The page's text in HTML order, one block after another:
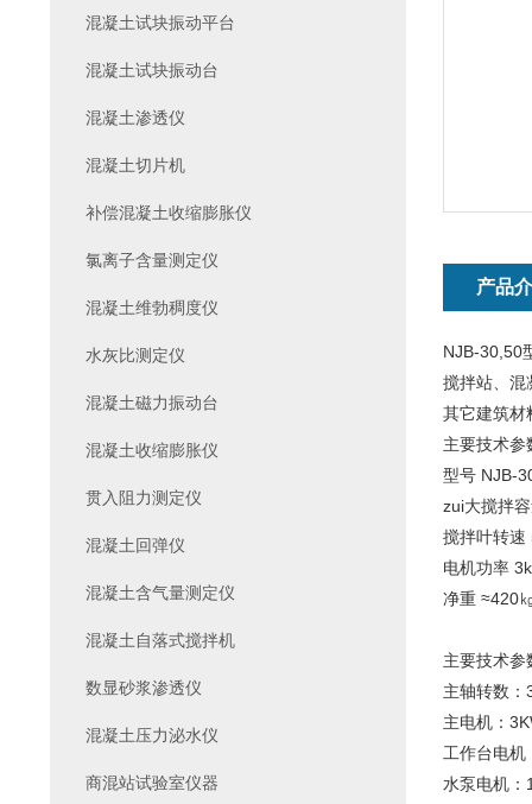
产品
NJB-30,50
搅拌站、混
其它建筑材
主要技术
型号 NJB-
zui大搅拌
搅拌叶转
电机功率
净重 ≈420
主要技术
主轴转数：
主电机：
工作台电机
水泵电机：
混凝土试块振动平台
混凝土试块振动台
混凝土渗透仪
混凝土切片机
补偿混凝土收缩膨胀仪
氯离子含量测定仪
混凝土维勃稠度仪
水灰比测定仪
混凝土磁力振动台
混凝土收缩膨胀仪
贯入阻力测定仪
混凝土回弹仪
混凝土含气量测定仪
混凝土自落式搅拌机
数显砂浆渗透仪
混凝土压力泌水仪
商混站试验室仪器